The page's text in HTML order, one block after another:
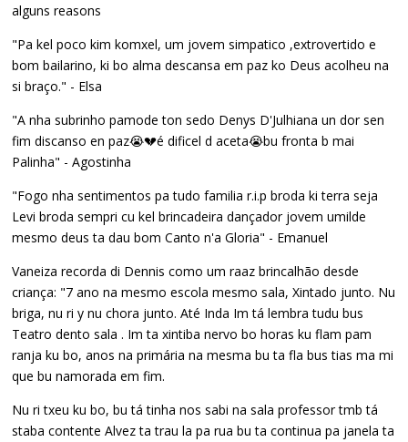
alguns reasons
"Pa kel poco kim komxel, um jovem simpatico ,extrovertido e
bom bailarino, ki bo alma descansa em paz ko Deus acolheu na
si braço." - Elsa
"A nha subrinho pamode ton sedo Denys D'Julhiana un dor sen
fim discanso en paz😭💔é dificel d aceta😭bu fronta b mai
Palinha" - Agostinha
"Fogo nha sentimentos pa tudo familia r.i.p broda ki terra seja
Levi broda sempri cu kel brincadeira dançador jovem umilde
mesmo deus ta dau bom Canto n'a Gloria" - Emanuel
Vaneiza recorda di Dennis como um raaz brincalhão desde
criança: "7 ano na mesmo escola mesmo sala, Xintado junto. Nu
briga, nu ri y nu chora junto. Até Inda Im tá lembra tudu bus
Teatro dento sala . Im ta xintiba nervo bo horas ku flam pam
ranja ku bo, anos na primária na mesma bu ta fla bus tias ma mi
que bu namorada em fim.
Nu ri txeu ku bo, bu tá tinha nos sabi na sala professor tmb tá
staba contente Alvez ta trau la pa rua bu ta continua pa janela ta